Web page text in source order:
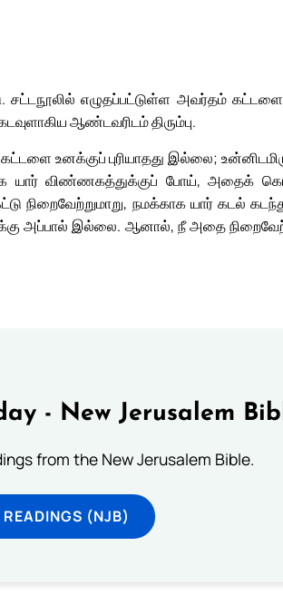
சட்டநூலில் எழுதப்பட்டுள்ள அவர்தம்
ஆண்டவரிடம் திரும்பு.
உனக்குப் புரியாதது இல்லை;
யார் விண்ணகத்துக்குப் போய், அதைக்
நமக்காக யார் கடல்
அப்பால் இல்லை. ஆனால், நீ அதை
- New Jerusalem
from the New Jerusalem Bible.
(NJB)